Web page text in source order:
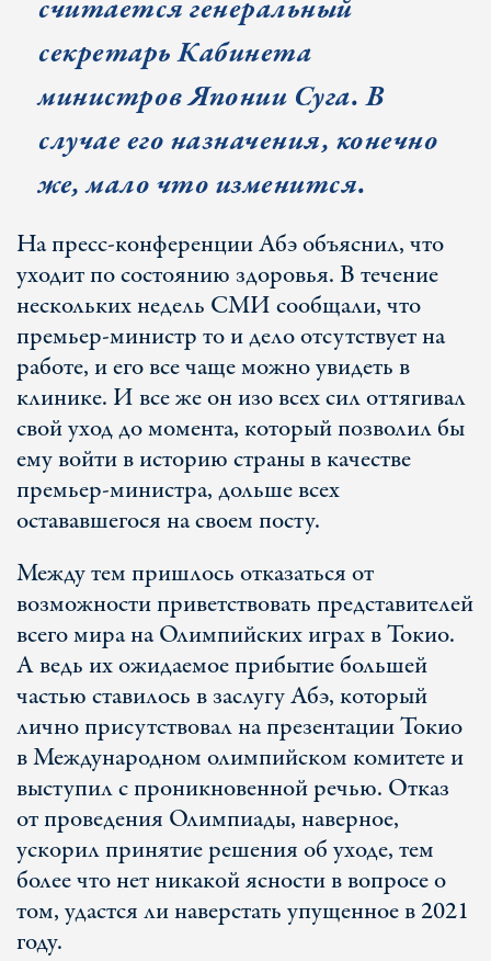
считается генеральный
секретарь Кабинета
министров Японии Суга. В
случае его назначения, конечно
же, мало что изменится.
На пресс-конференции Абэ объяснил, что
уходит по состоянию здоровья. В течение
нескольких недель СМИ сообщали, что
премьер-министр то и дело отсутствует на
работе, и его все чаще можно увидеть в
клинике. И все же он изо всех сил оттягивал
свой уход до момента, который позволил бы
ему войти в историю страны в качестве
премьер-министра, дольше всех
остававшегося на своем посту.
Между тем пришлось отказаться от
возможности приветствовать представителей
всего мира на Олимпийских играх в Токио.
А ведь их ожидаемое прибытие большей
частью ставилось в заслугу Абэ, который
лично присутствовал на презентации Токио
в Международном олимпийском комитете и
выступил с проникновенной речью. Отказ
от проведения Олимпиады, наверное,
ускорил принятие решения об уходе, тем
более что нет никакой ясности в вопросе о
том, удастся ли наверстать упущенное в 2021
году.